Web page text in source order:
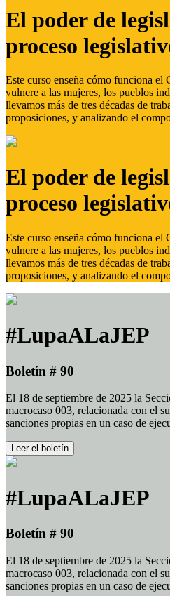
El poder de
proceso
Este curso enseña cómo funciona el
vulnere a las mujeres, los pueblos
llevamos más de tres décadas de
proposiciones, y analizando el
El poder de
proceso
Este curso enseña cómo funciona el
vulnere a las mujeres, los pueblos
llevamos más de tres décadas de
proposiciones, y analizando el
#LupaALaJEP
Boletín # 90
El 18 de septiembre de 2025 la
macrocaso 003, relacionada con el
sanciones propias en un caso de
Leer el boletín
#LupaALaJEP
Boletín # 90
El 18 de septiembre de 2025 la
macrocaso 003, relacionada con el
sanciones propias en un caso de